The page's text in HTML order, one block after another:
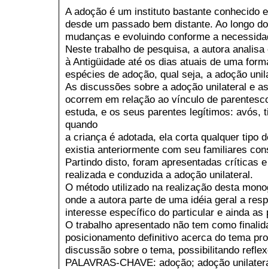
A adoção é um instituto bastante conhecido
desde um passado bem distante. Ao longo
mudanças e evoluindo conforme a
Neste trabalho de pesquisa, a autora
à Antigüidade até os dias atuais de uma
espécies de adoção, qual seja, a adoção
As discussões sobre a adoção unilateral e
ocorrem em relação ao vínculo de
estuda, e os seus parentes legítimos: avós,
quando
a criança é adotada, ela corta qualquer tipo
existia anteriormente com seu familiares
Partindo disto, foram apresentadas críticas
realizada e conduzida a adoção unilateral.
O método utilizado na realização desta
onde a autora parte de uma idéia geral a
interesse específico do particular e ainda
O trabalho apresentado não tem como
posicionamento definitivo acerca do tema
discussão sobre o tema, possibilitando
PALAVRAS-CHAVE: adoção; adoção